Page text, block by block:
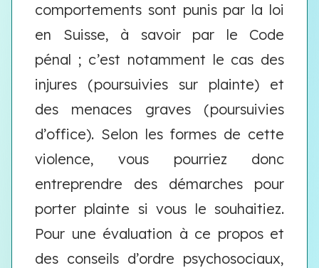
comportements sont punis par la loi
en Suisse, à savoir par le Code
pénal ; c’est notamment le cas des
injures (poursuivies sur plainte) et
des menaces graves (poursuivies
d’office). Selon les formes de cette
violence, vous pourriez donc
entreprendre des démarches pour
porter plainte si vous le souhaitiez.
Pour une évaluation à ce propos et
des conseils d’ordre psychosociaux,